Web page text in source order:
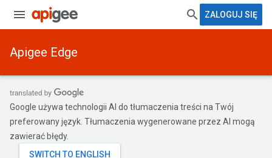
ZALOGUJ SIĘ
Apigee Edge
Google używa technologii AI do tłumaczenia treści na Twój
preferowany język. Tłumaczenia wygenerowane przez AI mogą
zawierać błędy.